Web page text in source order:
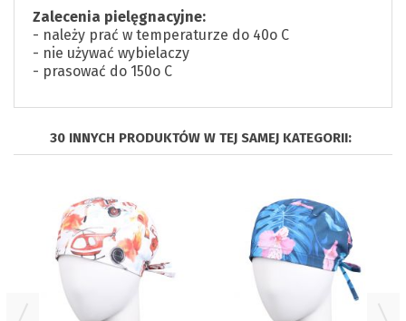
Zalecenia pielęgnacyjne:
- należy prać w temperaturze do 40o C
- nie używać wybielaczy
- prasować do 150o C
30 INNYCH PRODUKTÓW W TEJ SAMEJ KATEGORII: